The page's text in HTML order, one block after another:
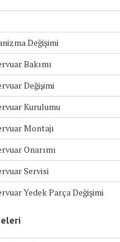
Değişimi
Bakımı
Değişimi
Kurulumu
Montajı
Onarımı
Servisi
Yedek Parça Değişimi